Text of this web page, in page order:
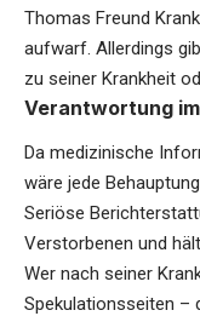
Thomas Freund
aufwarf. Allerdings
zu seiner Krankheit
Verantwortung
Da medizinische
wäre jede
Seriöse
Verstorbenen und
Wer nach seiner
Spekulationsseiten –